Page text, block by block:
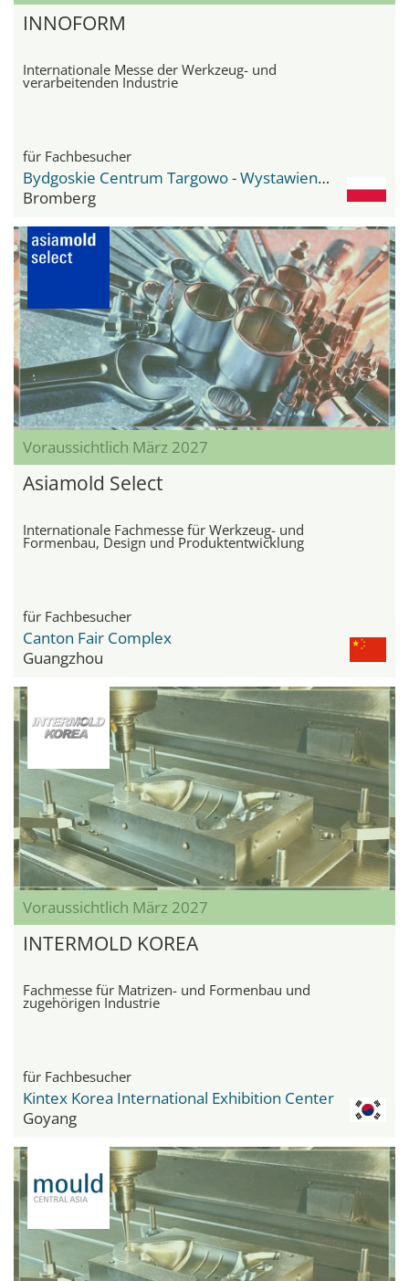
INNOFORM
Internationale Messe der Werkzeug- und
verarbeitenden Industrie
für Fachbesucher
Bydgoskie Centrum Targowo - Wystawiennicze
Bromberg
Voraussichtlich März 2027
Asiamold Select
Internationale Fachmesse für Werkzeug- und
Formenbau, Design und Produktentwicklung
für Fachbesucher
Canton Fair Complex
Guangzhou
Voraussichtlich März 2027
INTERMOLD KOREA
Fachmesse für Matrizen- und Formenbau und
zugehörigen Industrie
für Fachbesucher
Kintex Korea International Exhibition Center
Goyang